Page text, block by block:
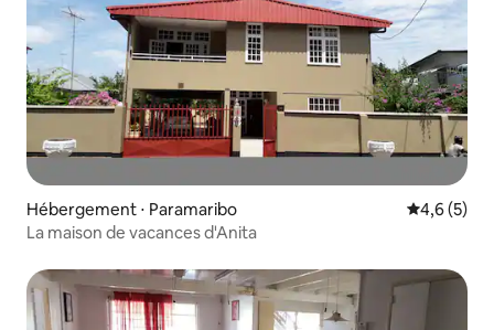
Hébergement ⋅ Paramaribo Évaluation
4,6 (5)
La maison de vacances d'Anita